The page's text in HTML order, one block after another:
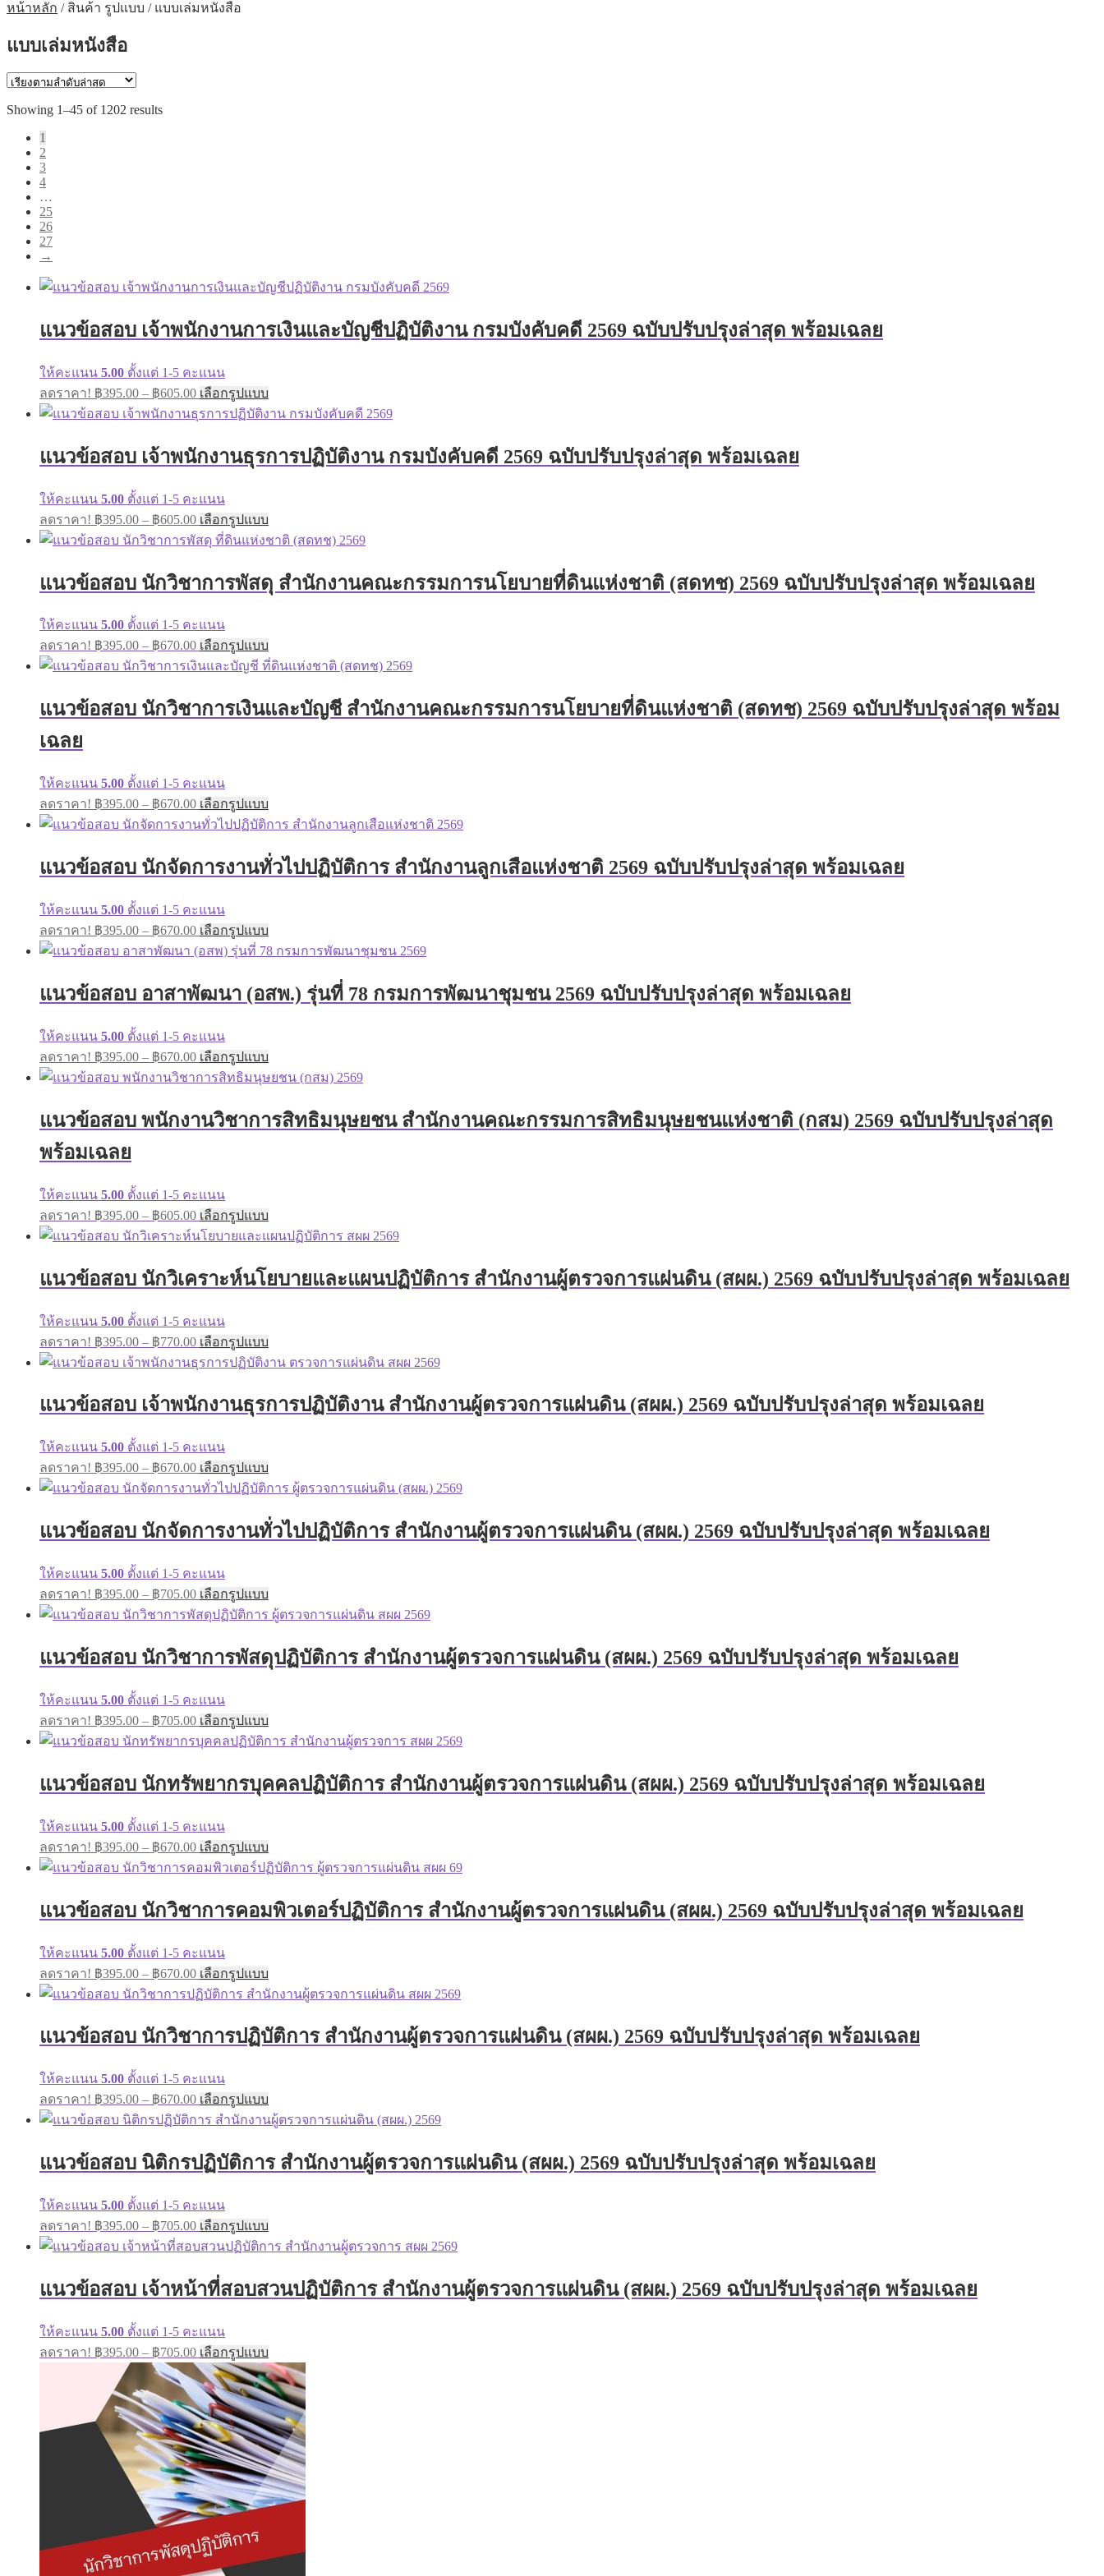
หน้าหลัก / สินค้า รูปแบบ / แบบเล่มหนังสือ
แบบเล่มหนังสือ
Showing 1–45 of 1202 resultsSorted
1
2
3
4
…
25
26
27
→
แนวข้อสอบ เจ้าพนักงานการเงินและบัญชีปฏิบัติงาน กรมบังคับคดี 2569 ฉบับปรับปรุงล่าสุด พร้อมเฉลย
ให้คะแนน 5.00 ตั้งแต่ 1-5 คะแนน
ลดราคา! ฿395.00 – ฿605.00Price
range:
฿395.00
฿605.00
เลือกรูปแบบ
product
has
variants.
The
chosen
on
page
แนวข้อสอบ เจ้าพนักงานธุรการปฏิบัติงาน กรมบังคับคดี 2569 ฉบับปรับปรุงล่าสุด พร้อมเฉลย
ให้คะแนน 5.00 ตั้งแต่ 1-5 คะแนน
ลดราคา! ฿395.00 – ฿605.00Price
range:
฿395.00
฿605.00
เลือกรูปแบบ
product
has
variants.
The
chosen
on
page
แนวข้อสอบ นักวิชาการพัสดุ สำนักงานคณะกรรมการนโยบายที่ดินแห่งชาติ (สดทช) 2569 ฉบับปรับปรุงล่าสุด พร้อมเฉลย
ให้คะแนน 5.00 ตั้งแต่ 1-5 คะแนน
ลดราคา! ฿395.00 – ฿670.00Price
range:
฿395.00
฿670.00
เลือกรูปแบบ
product
has
variants.
The
product
page
แนวข้อสอบ นักวิชาการเงินและบัญชี สำนักงานคณะกรรมการนโยบายที่ดินแห่งชาติ (สดทช) 2569 ฉบับปรับปรุงล่าสุด พร้อม
เฉลย
ให้คะแนน 5.00 ตั้งแต่ 1-5 คะแนน
ลดราคา! ฿395.00 – ฿670.00Price
range:
฿395.00
฿670.00
เลือกรูปแบบ
product
has
variants.
The
chosen
on
page
แนวข้อสอบ นักจัดการงานทั่วไปปฏิบัติการ สำนักงานลูกเสือแห่งชาติ 2569 ฉบับปรับปรุงล่าสุด พร้อมเฉลย
ให้คะแนน 5.00 ตั้งแต่ 1-5 คะแนน
ลดราคา! ฿395.00 – ฿670.00Price
range:
฿395.00
฿670.00
เลือกรูปแบบ
product
has
variants.
The
chosen
on
page
แนวข้อสอบ อาสาพัฒนา (อสพ.) รุ่นที่ 78 กรมการพัฒนาชุมชน 2569 ฉบับปรับปรุงล่าสุด พร้อมเฉลย
ให้คะแนน 5.00 ตั้งแต่ 1-5 คะแนน
ลดราคา! ฿395.00 – ฿670.00Price
range:
฿395.00
฿670.00
เลือกรูปแบบ
product
has
variants.
The
product
page
แนวข้อสอบ พนักงานวิชาการสิทธิมนุษยชน สำนักงานคณะกรรมการสิทธิมนุษยชนแห่งชาติ (กสม) 2569 ฉบับปรับปรุงล่าสุด
พร้อมเฉลย
ให้คะแนน 5.00 ตั้งแต่ 1-5 คะแนน
ลดราคา! ฿395.00 – ฿605.00Price
range:
฿395.00
฿605.00
เลือกรูปแบบ
product
has
variants.
The
chosen
on
page
แนวข้อสอบ นักวิเคราะห์นโยบายและแผนปฏิบัติการ สำนักงานผู้ตรวจการแผ่นดิน (สผผ.) 2569 ฉบับปรับปรุงล่าสุด พร้อมเฉลย
ให้คะแนน 5.00 ตั้งแต่ 1-5 คะแนน
ลดราคา! ฿395.00 – ฿770.00Price
range:
฿395.00
฿770.00
เลือกรูปแบบ
product
has
variants.
The
chosen
on
product
page
แนวข้อสอบ เจ้าพนักงานธุรการปฏิบัติงาน สำนักงานผู้ตรวจการแผ่นดิน (สผผ.) 2569 ฉบับปรับปรุงล่าสุด พร้อมเฉลย
ให้คะแนน 5.00 ตั้งแต่ 1-5 คะแนน
ลดราคา! ฿395.00 – ฿670.00Price
range:
฿395.00
฿670.00
เลือกรูปแบบ
product
has
variants.
The
chosen
on
the
page
แนวข้อสอบ นักจัดการงานทั่วไปปฏิบัติการ สำนักงานผู้ตรวจการแผ่นดิน (สผผ.) 2569 ฉบับปรับปรุงล่าสุด พร้อมเฉลย
ให้คะแนน 5.00 ตั้งแต่ 1-5 คะแนน
ลดราคา! ฿395.00 – ฿705.00Price
range:
฿395.00
฿705.00
เลือกรูปแบบ
product
has
variants.
The
chosen
on
page
แนวข้อสอบ นักวิชาการพัสดุปฏิบัติการ สำนักงานผู้ตรวจการแผ่นดิน (สผผ.) 2569 ฉบับปรับปรุงล่าสุด พร้อมเฉลย
ให้คะแนน 5.00 ตั้งแต่ 1-5 คะแนน
ลดราคา! ฿395.00 – ฿705.00Price
range:
฿395.00
฿705.00
เลือกรูปแบบ
product
has
variants.
The
chosen
on
the
page
แนวข้อสอบ นักทรัพยากรบุคคลปฏิบัติการ สำนักงานผู้ตรวจการแผ่นดิน (สผผ.) 2569 ฉบับปรับปรุงล่าสุด พร้อมเฉลย
ให้คะแนน 5.00 ตั้งแต่ 1-5 คะแนน
ลดราคา! ฿395.00 – ฿670.00Price
range:
฿395.00
฿670.00
เลือกรูปแบบ
product
has
variants.
The
chosen
on
page
แนวข้อสอบ นักวิชาการคอมพิวเตอร์ปฏิบัติการ สำนักงานผู้ตรวจการแผ่นดิน (สผผ.) 2569 ฉบับปรับปรุงล่าสุด พร้อมเฉลย
ให้คะแนน 5.00 ตั้งแต่ 1-5 คะแนน
ลดราคา! ฿395.00 – ฿670.00Price
range:
฿395.00
฿670.00
เลือกรูปแบบ
product
has
variants.
The
chosen
on
the
page
แนวข้อสอบ นักวิชาการปฏิบัติการ สำนักงานผู้ตรวจการแผ่นดิน (สผผ.) 2569 ฉบับปรับปรุงล่าสุด พร้อมเฉลย
ให้คะแนน 5.00 ตั้งแต่ 1-5 คะแนน
ลดราคา! ฿395.00 – ฿670.00Price
range:
฿395.00
฿670.00
เลือกรูปแบบ
product
has
variants.
The
chosen
on
page
แนวข้อสอบ นิติกรปฏิบัติการ สำนักงานผู้ตรวจการแผ่นดิน (สผผ.) 2569 ฉบับปรับปรุงล่าสุด พร้อมเฉลย
ให้คะแนน 5.00 ตั้งแต่ 1-5 คะแนน
ลดราคา! ฿395.00 – ฿705.00Price
range:
฿395.00
through
฿705.00
เลือกรูปแบบ
product
has
variants.
The
chosen
on
the
product
page
แนวข้อสอบ เจ้าหน้าที่สอบสวนปฏิบัติการ สำนักงานผู้ตรวจการแผ่นดิน (สผผ.) 2569 ฉบับปรับปรุงล่าสุด พร้อมเฉลย
ให้คะแนน 5.00 ตั้งแต่ 1-5 คะแนน
ลดราคา! ฿395.00 – ฿705.00Price
range:
฿395.00
through
฿705.00
เลือกรูปแบบ
product
has
multiple
variants.
The
options
may
be
chosen
on
the